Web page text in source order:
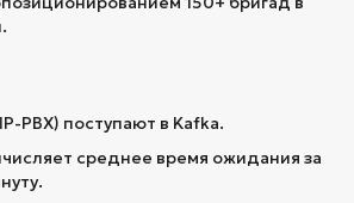
PBX) поступают в Kafka.
среднее время ожидания за